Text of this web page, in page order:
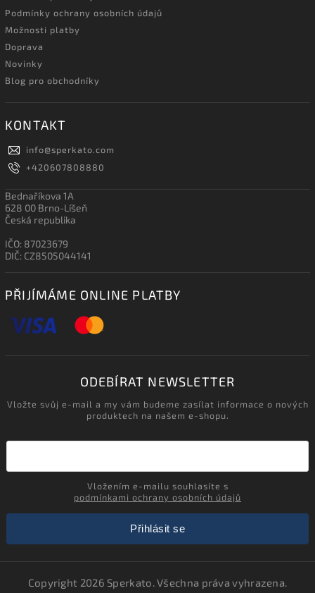
Podmínky ochrany osobních údajů
Možnosti platby
Doprava
Novinky
Blog pro obchodníky
KONTAKT
info@sperkato.com
+420607808880
Bednaříkova 1A
628 00 Brno-Líšeň
Česká republika
IČO: 87023679
DIČ: CZ8505044141
PŘIJÍMÁME ONLINE PLATBY
ODEBÍRAT NEWSLETTER
Vložte svůj e-mail a my vám budeme zasílat informace o nových
produktech na našem e-shopu.
podmínkami ochrany osobních údajů
Přihlásit se
Copyright 2026 Sperkato. Všechna práva vyhrazena.